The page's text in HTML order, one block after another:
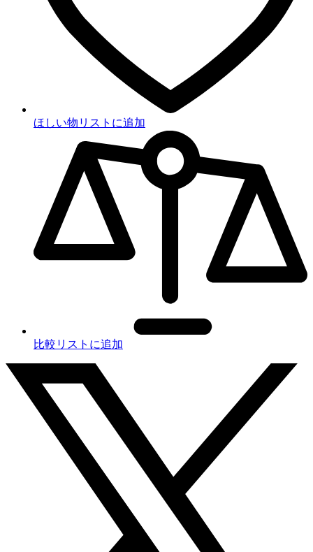
ほしい物リストに追加
比較リストに追加